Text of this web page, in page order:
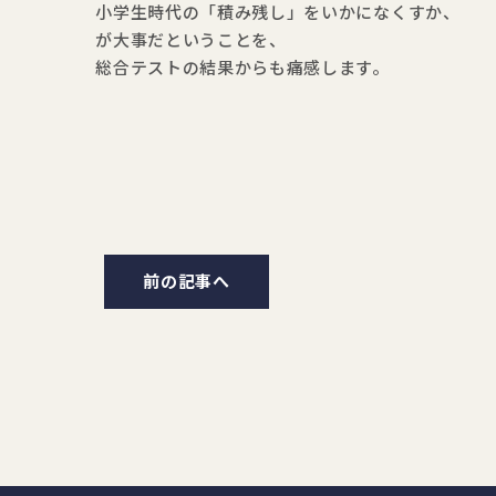
小学生時代の「積み残し」をいかになくすか、
が大事だということを、
総合テストの結果からも痛感します。
前の記事へ